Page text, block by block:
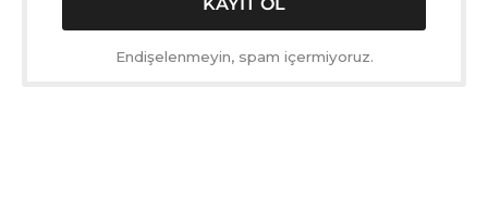
Endişelenmeyin, spam içermiyoruz.